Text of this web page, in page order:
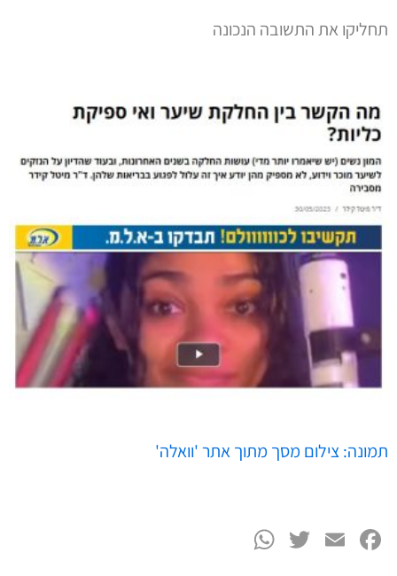
תחליקו את התשובה הנכונה
תמונה: צילום מסך מתוך אתר 'וואלה'
Facebook
Email
Twitter